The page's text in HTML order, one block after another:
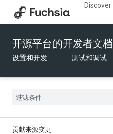
Discover
开源平台的开发者文档
设置和开发 测试和调试
贡献来源变更